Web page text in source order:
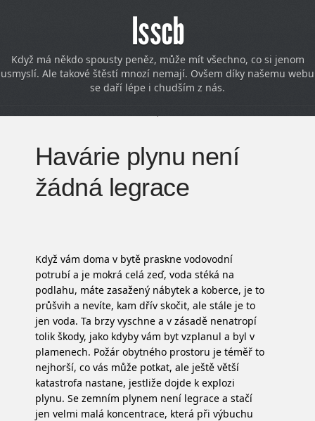
Isscb
Když má někdo spousty peněz, může mít všechno, co si jenom
usmyslí. Ale takové štěstí mnozí nemají. Ovšem díky našemu webu
se daří lépe i chudším z nás.
Havárie plynu není
žádná legrace
Když vám doma v bytě praskne vodovodní
potrubí a je mokrá celá zeď, voda stéká na
podlahu, máte zasažený nábytek a koberce, je to
průšvih a nevíte, kam dřív skočit, ale stále je to
jen voda. Ta brzy vyschne a v zásadě nenatropí
tolik škody, jako kdyby vám byt vzplanul a byl v
plamenech. Požár obytného prostoru je téměř to
nejhorší, co vás může potkat, ale ještě větší
katastrofa nastane, jestliže dojde k explozi
plynu. Se zemním plynem není legrace a stačí
jen velmi malá koncentrace, která při výbuchu